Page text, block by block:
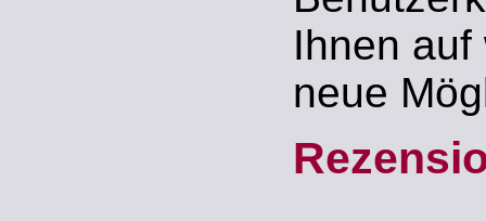
Ihnen
neue